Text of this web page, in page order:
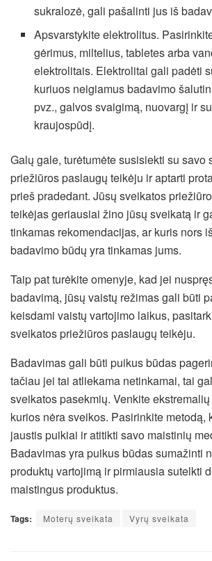
sukralozė, gali pašalinti jus iš
Apsvarstykite elektrolitus.
gėrimus, miltelius, tabletes arba
elektrolitais. Elektrolitai gali padėti
kuriuos neigiamus badavimo
pvz., galvos svaigimą, nuovargį ir
kraujospūdį.
Galų gale, turėtumėte susisiekti su savo
priežiūros paslaugų teikėju ir aptarti
prieš pradedant. Jūsų sveikatos
teikėjas geriausiai žino jūsų sveikatą ir
tinkamas rekomendacijas, ar kuris nors
badavimo būdų yra tinkamas jums.
Taip pat turėkite omenyje, kad jei
badavimą, jūsų vaistų režimas gali būti
keisdami vaistų vartojimo laikus,
sveikatos priežiūros paslaugų teikėju.
Badavimas gali būti puikus būdas
tačiau jei tai atliekama netinkamai, tai
sveikatos pasekmių. Venkite
kurios nėra sveikos. Pasirinkite metodą,
jaustis puikiai ir atitikti savo maistinių
Badavimas yra puikus būdas sumažinti
produktų vartojimą ir pirmiausia sutelkti
maistingus produktus.
Tags: Moterų sveikata Vyrų sveikata